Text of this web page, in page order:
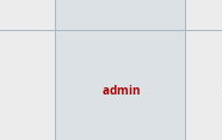
admin